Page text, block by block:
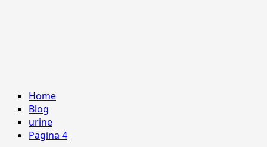
Home
Blog
urine
Pagina 4